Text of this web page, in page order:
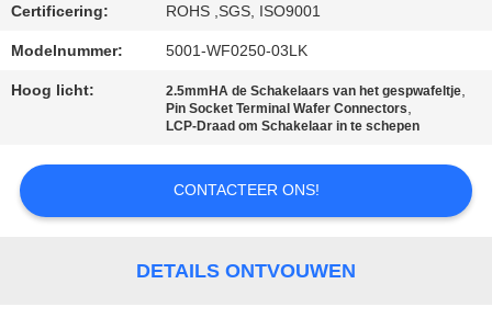
EEN
CITAAT
SITEMAP
Certificering: ROHS ,SGS, ISO9001
Modelnummer: 5001-WF0250-03LK
Hoog licht: 2.5mmHA de Schakelaars van het gespwafeltje,
Pin Socket Terminal Wafer Connectors,
LCP-Draad om Schakelaar in te schepen
CONTACTEER ONS!
DETAILS ONTVOUWEN